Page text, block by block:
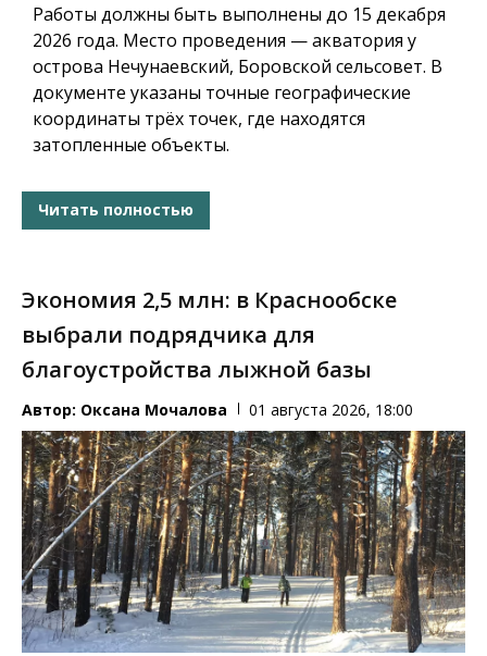
Работы должны быть выполнены до 15 декабря
2026 года. Место проведения — акватория у
острова Нечунаевский, Боровской сельсовет. В
документе указаны точные географические
координаты трёх точек, где находятся
затопленные объекты.
Читать полностью
Экономия 2,5 млн: в Краснообске
выбрали подрядчика для
благоустройства лыжной базы
Автор: Оксана Мочалова 01 августа 2026, 18:00